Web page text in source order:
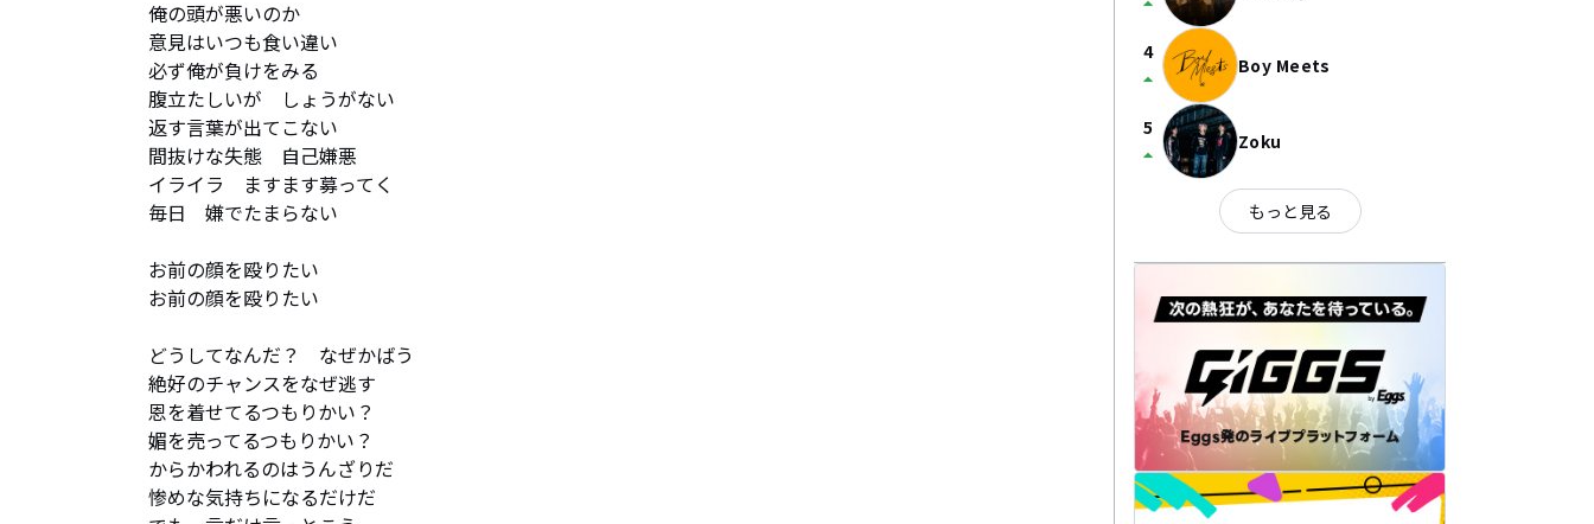
俺の頭が悪いのか
意見はいつも食い違い
必ず俺が負けをみる
腹立たしいが　しょうがない
返す言葉が出てこない
間抜けな失態　自己嫌悪
イライラ　ますます募ってく
毎日　嫌でたまらない
お前の顔を殴りたい
お前の顔を殴りたい
どうしてなんだ？　なぜかばう
絶好のチャンスをなぜ逃す
恩を着せてるつもりかい？
媚を売ってるつもりかい？
からかわれるのはうんざりだ
惨めな気持ちになるだけだ
4
arrow_drop_up Boy Meets
5
arrow_drop_up Zoku
もっと見る